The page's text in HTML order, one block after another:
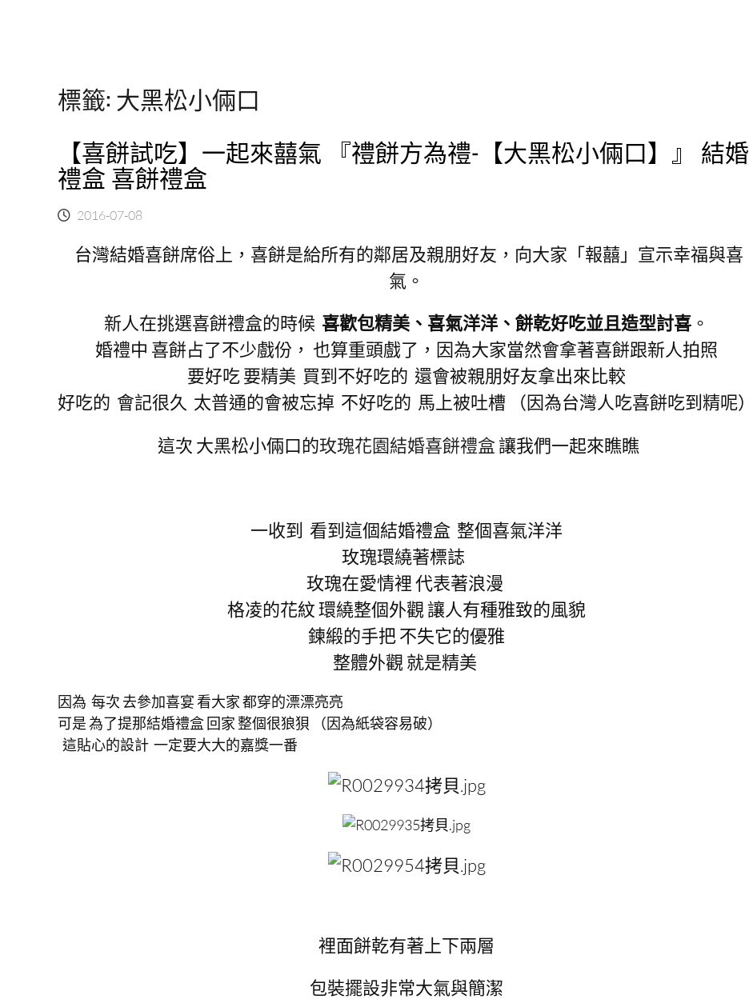
標籤: 大黑松小倆口
【喜餅試吃】一起來囍氣 『禮餅方為禮-【大黑松小倆口】』 結婚
禮盒 喜餅禮盒
2016-07-08
台灣結婚喜餅席俗上，喜餅是給所有的鄰居及親朋好友，向大家「報囍」宣示幸福與喜
氣。
新人在挑選喜餅禮盒的時候 喜歡包精美、喜氣洋洋、餅乾好吃並且造型討喜 。
婚禮中 喜餅占了不少戲份， 也算重頭戲了，因為大家當然會拿著喜餅跟新人拍照
要好吃 要精美 買到不好吃的 還會被親朋好友拿出來比較
好吃的 會記很久 太普通的會被忘掉 不好吃的 馬上被吐槽 （因為台灣人吃喜餅吃到精呢）
這次 大黑松小倆口的玫瑰花園結婚喜餅禮盒 讓我們一起來瞧瞧
一收到 看到這個結婚禮盒 整個喜氣洋洋
玫瑰環繞著標誌
玫瑰在愛情裡 代表著浪漫
格凌的花紋 環繞整個外觀 讓人有種雅致的風貌
鍊緞的手把 不失它的優雅
整體外觀 就是精美
因為 每次 去參加喜宴 看大家 都穿的漂漂亮亮
可是 為了提那結婚禮盒 回家 整個很狼狽 （因為紙袋容易破）
這貼心的設計 一定要大大的嘉獎一番
裡面餅乾有著上下兩層
包裝擺設非常大氣與簡潔